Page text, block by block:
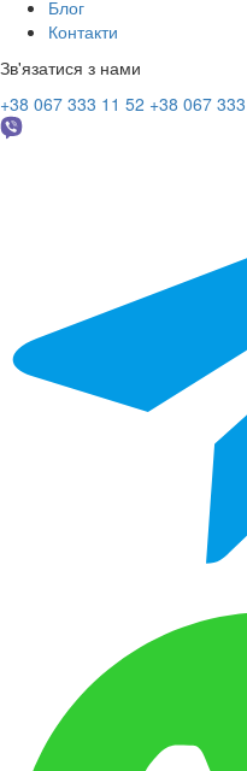
Блог
Контакти
Зв'язатися з нами
+38 067 333 11 52 +38 067